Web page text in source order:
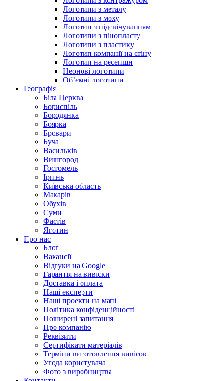
Логотипи з металу
Логотипи з моху
Логотип з підсвічуванням
Логотипи з пінопласту
Логотипи з пластику
Логотип компанії на стіну
Логотип на ресепшн
Неонові логотипи
Об’ємні логотипи
Географія
Біла Церква
Бориспіль
Бородянка
Боярка
Бровари
Буча
Васильків
Вишгород
Гостомель
Ірпінь
Київська область
Макарів
Обухів
Суми
Фастів
Яготин
Про нас
Блог
Вакансії
Відгуки на Google
Гарантія на вивіски
Доставка і оплата
Наші експерти
Наші проекти на мапі
Політика конфіденційності
Поширені запитання
Про компанію
Реквізити
Сертифікати матеріалів
Терміни виготовлення вивісок
Угода користувача
Фото з виробництва